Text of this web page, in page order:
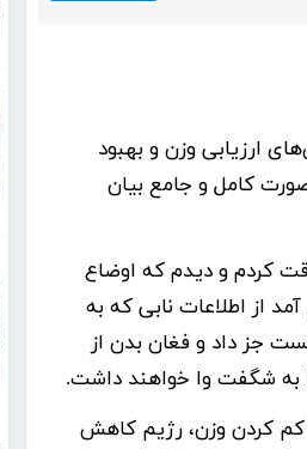
ارزیابی وزن و بهبود
کامل و جامع بیان
کردم و دیدم که اوضاع
از اطلاعات نابی که به
جز داد و فغان بدن از
به شگفت وا خواهند داشت.
کم کردن وزن، رژیم کاهش